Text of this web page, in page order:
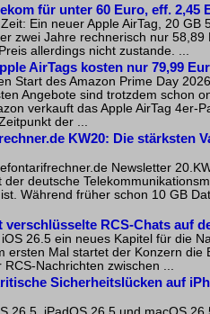
für unter 60 Euro, eff. 2,45
Ein neuer Apple AirTag, 20 GB
zwei Jahre rechnerisch nur 58,89
allerdings nicht zustande. ...
AirTags kosten nur 79,99
Start des Amazon Prime Day
Angebote sind trotzdem schon
verkauft das Apple AirTag 4er-
der ...
KW20: Die stärksten
Newsletter
deutsche
Während früher schon 10 GB
verschlüsselte RCS-Chats auf
26.5 ein neues Kapitel für die
ersten Mal startet der Konzern die
Nachrichten zwischen ...
Sicherheitslücken auf